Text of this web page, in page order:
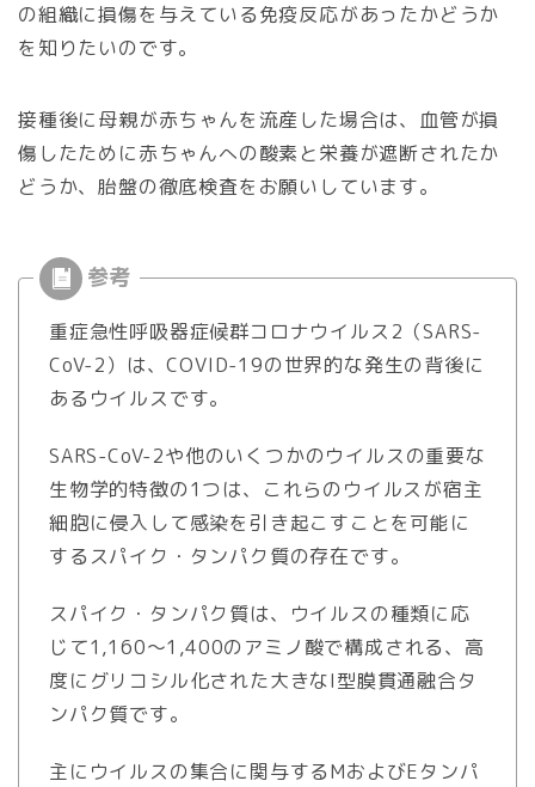
の組織に損傷を与えている免疫反応があったかどうか
を知りたいのです。
接種後に母親が赤ちゃんを流産した場合は、血管が損
傷したために赤ちゃんへの酸素と栄養が遮断されたか
どうか、胎盤の徹底検査をお願いしています。
重症急性呼吸器症候群コロナウイルス2（SARS-
CoV-2）は、COVID-19の世界的な発生の背後に
あるウイルスです。
SARS-CoV-2や他のいくつかのウイルスの重要な
生物学的特徴の1つは、これらのウイルスが宿主
細胞に侵入して感染を引き起こすことを可能に
するスパイク・タンパク質の存在です。
スパイク・タンパク質は、ウイルスの種類に応
じて1,160〜1,400のアミノ酸で構成される、高
度にグリコシル化された大きなI型膜貫通融合タ
ンパク質です。
主にウイルスの集合に関与するMおよびEタンパ